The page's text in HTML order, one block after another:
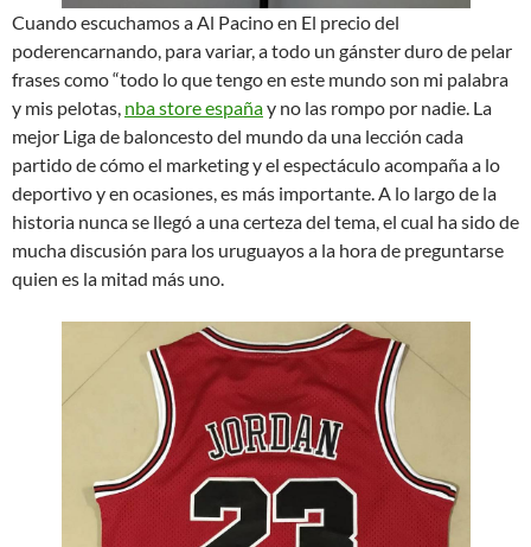
Cuando escuchamos a Al Pacino en El precio del
poderencarnando, para variar, a todo un gánster duro de pelar
frases como “todo lo que tengo en este mundo son mi palabra
y mis pelotas, nba store españay no las rompo por nadie. La
mejor Liga de baloncesto del mundo da una lección cada
partido de cómo el marketing y el espectáculo acompaña a lo
deportivo y en ocasiones, es más importante. A lo largo de la
historia nunca se llegó a una certeza del tema, el cual ha sido de
mucha discusión para los uruguayos a la hora de preguntarse
quien es la mitad más uno.